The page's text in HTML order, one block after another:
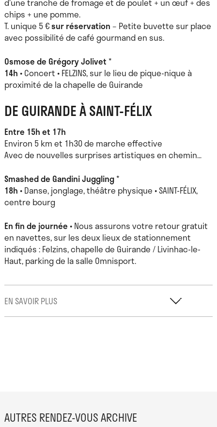
chips + une pomme.
T. unique 5 €sur réservation– Petite buvette sur place
avec possibilité de café gourmand en sus.
Osmose de Grégory Jolivet*
14h • Concert • FELZINS, sur le lieu de pique-nique à
proximité de la chapelle de Guirande
DE GUIRANDE À SAINT-FÉLIX
Entre 15h et 17h
Environ 5 km et 1h30 de marche effective
Avec de nouvelles surprises artistiques en chemin…
Smashed de Gandini Juggling*
18h • Danse, jonglage, théâtre physique • SAINT-FÉLIX,
centre bourg
En fin de journée • Nous assurons votre retour gratuit
en navettes, sur les deux lieux de stationnement
indiqués : Felzins, chapelle de Guirande / Livinhac-le-
Haut, parking de la salle Omnisport.
EN SAVOIR PLUS
AUTRES RENDEZ-VOUS ARCHIVE